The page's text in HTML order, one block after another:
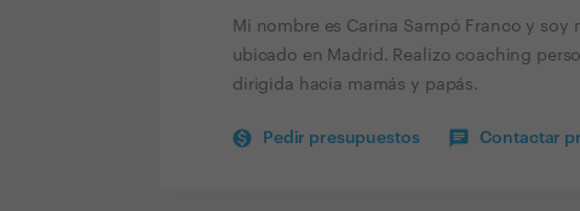
Mi nombre es Carina Sampó Franco y
ubicado en Madrid. Realizo coaching
dirigida hacia mamás y papás.
Pedir presupuestos Contactar